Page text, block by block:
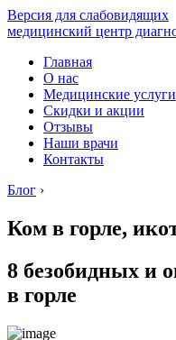
Версия для слабовидящих
медицинский центр
Главная
О нас
Медицинские услуги
Скидки и акции
Отзывы
Наши врачи
Контакты
Блог ›
Ком в горле,
8 безобидных и
в горле